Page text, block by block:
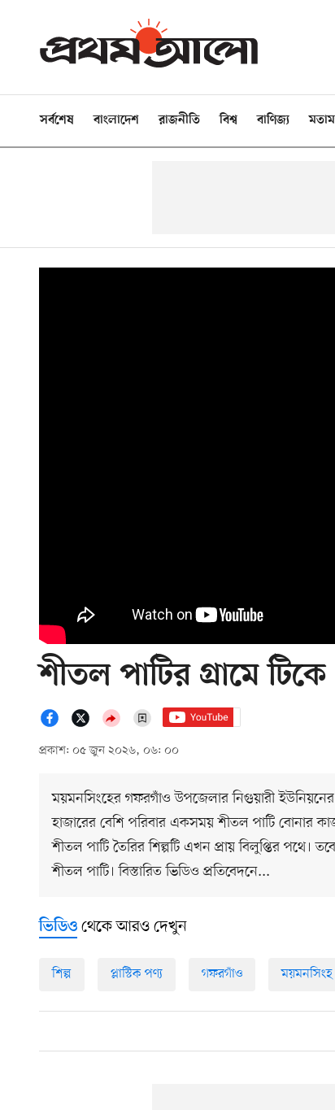
সর্বশেষ বাংলাদেশ রাজনীতি বিশ্ব বাণিজ্য
শীতল পাটির গ্রামে
প্রকাশ: ০৫ জুন ২০২৬, ০৬: ০০
ময়মনসিংহের গফরগাঁও উপজেলার নিগুয়ারী ইউনিয়নের
হাজারের বেশি পরিবার একসময় শীতল পাটি বোনার
শীতল পাটি তৈরির শিল্পটি এখন প্রায় বিলুপ্তির পথে।
শীতল পাটি। বিস্তারিত ভিডিও প্রতিবেদনে...
ভিডিও থেকে আরও দেখুন
শিল্প প্লাস্টিক পণ্য গফরগাঁও ময়মনসিংহ